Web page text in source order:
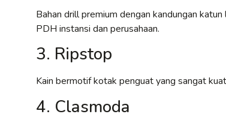
Bahan drill premium dengan kandungan
PDH instansi dan perusahaan.
3. Ripstop
Kain bermotif kotak penguat yang sangat
4. Clasmoda